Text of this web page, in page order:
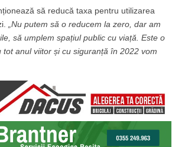
să reducă taxa pentru utilizarea
„Nu putem să o reducem la zero, dar am
să umplem spațiul public cu viață. Este o
anul viitor și cu siguranță în 2022 vom